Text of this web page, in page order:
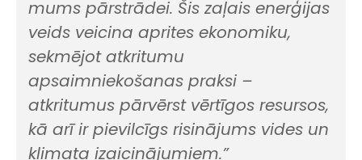
mums pārstrādei. Šis zaļais enerģijas
veids veicina aprites ekonomiku,
sekmējot atkritumu
apsaimniekošanas praksi –
atkritumus pārvērst vērtīgos resursos,
kā arī ir pievilcīgs risinājums vides un
klimata izaicinājumiem.”